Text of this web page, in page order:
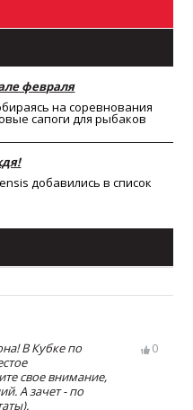
февраля
на соревнования
сапоги для рыбаков
добавились в список
В Кубке по
свое внимание,
А зачет - по
0